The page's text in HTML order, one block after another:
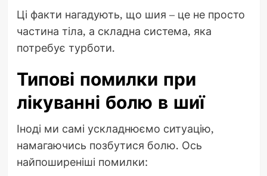
Ці факти нагадують, що шия – це не просто
частина тіла, а складна система, яка
потребує турботи.
Типові помилки при
лікуванні болю в шиї
Іноді ми самі ускладнюємо ситуацію,
намагаючись позбутися болю. Ось
найпоширеніші помилки: